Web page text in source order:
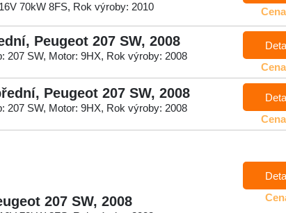
70kW 8FS, Rok výroby: 2010
Peugeot 207 SW, 2008
207 SW, Motor: 9HX, Rok výroby: 2008
Peugeot 207 SW, 2008
207 SW, Motor: 9HX, Rok výroby: 2008
207 SW, 2008